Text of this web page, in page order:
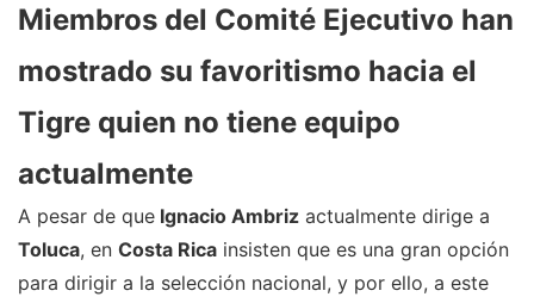
Miembros del Comité Ejecutivo han
mostrado su favoritismo hacia el
Tigre quien no tiene equipo
actualmente
A pesar de que Ignacio Ambriz actualmente dirige a
Toluca, en Costa Rica insisten que es una gran opción
para dirigir a la selección nacional, y por ello, a este